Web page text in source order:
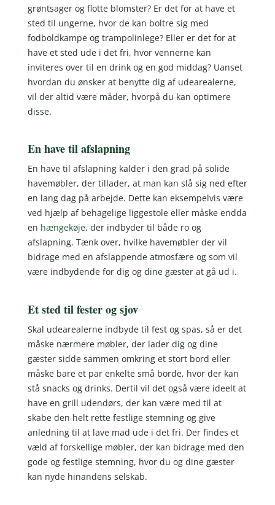
grøntsager og flotte blomster? Er det for at have et
sted til ungerne, hvor de kan boltre sig med
fodboldkampe og trampolinlege? Eller er det for at
have et sted ude i det fri, hvor vennerne kan
inviteres over til en drink og en god middag? Uanset
hvordan du ønsker at benytte dig af udearealerne,
vil der altid være måder, hvorpå du kan optimere
disse.
En have til afslapning
En have til afslapning kalder i den grad på solide
havemøbler, der tillader, at man kan slå sig ned efter
en lang dag på arbejde. Dette kan eksempelvis være
ved hjælp af behagelige liggestole eller måske endda
en hængekøje, der indbyder til både ro og
afslapning. Tænk over, hvilke havemøbler der vil
bidrage med en afslappende atmosfære og som vil
være indbydende for dig og dine gæster at gå ud i.
Et sted til fester og sjov
Skal udearealerne indbyde til fest og spas, så er det
måske nærmere møbler, der lader dig og dine
gæster sidde sammen omkring et stort bord eller
måske bare et par enkelte små borde, hvor der kan
stå snacks og drinks. Dertil vil det også være ideelt at
have en grill udendørs, der kan være med til at
skabe den helt rette festlige stemning og give
anledning til at lave mad ude i det fri. Der findes et
væld af forskellige møbler, der kan bidrage med den
gode og festlige stemning, hvor du og dine gæster
kan nyde hinandens selskab.